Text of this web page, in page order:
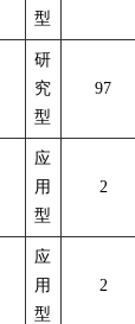
型
研
究
型
97
应
用
型
2
应
用
型
2